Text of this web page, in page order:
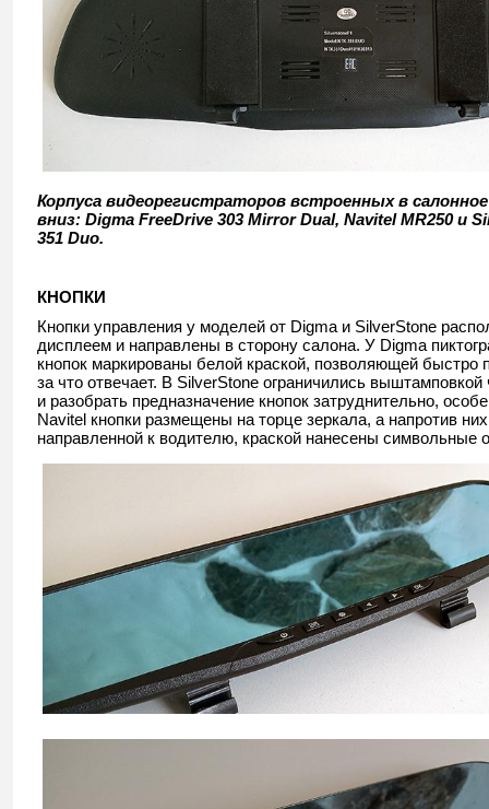
Корпуса видеорегистраторов встроенных в салонное
вниз: Digma FreeDrive 303 Mirror Dual, Navitel MR250 и
351 Duo.
КНОПКИ
Кнопки управления у моделей от Digma и SilverStone
дисплеем и направлены в сторону салона. У Digma
кнопок маркированы белой краской, позволяющей быстро
за что отвечает. В SilverStone ограничились
и разобрать предназначение кнопок затруднительно,
Navitel кнопки размещены на торце зеркала, а напротив
направленной к водителю, краской нанесены символьные